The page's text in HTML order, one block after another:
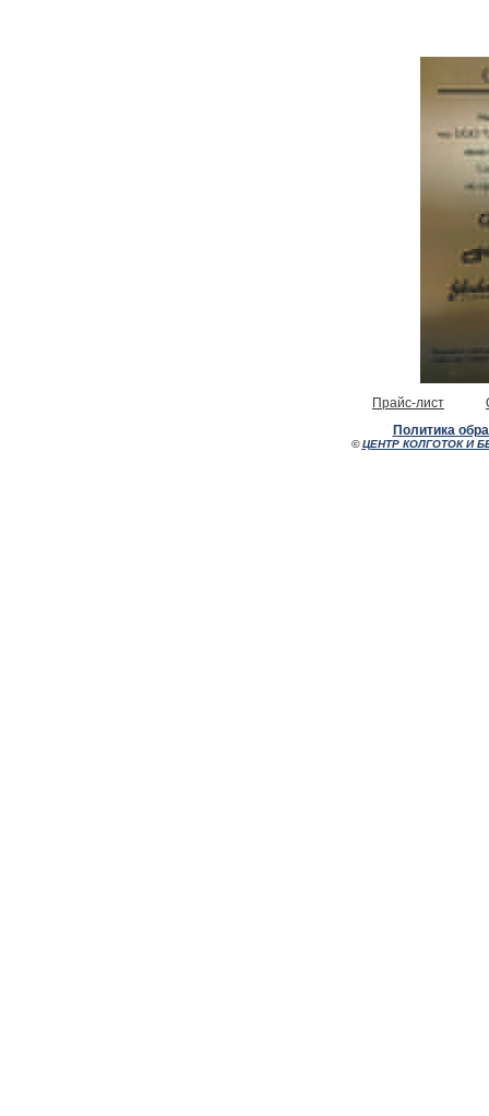
Прайс-лист
Политика
©ЦЕНТР КОЛГОТОК И